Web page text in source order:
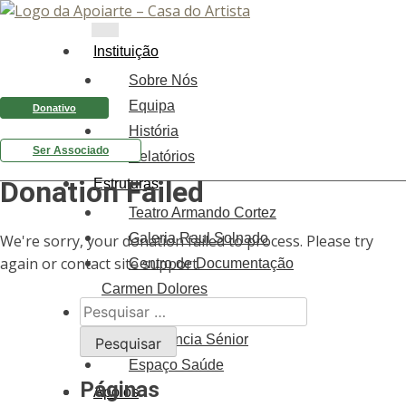
Instituição
Sobre Nós
Equipa
História
Relatórios
Estruturas
Teatro Armando Cortez
Galeria Raul Solnado
Centro de Documentação
Carmen Dolores
Centro de Formação
Residência Sénior
Espaço Saúde
Apoios
Donativo
Ser Associado
Donation Failed
We're sorry, your donation failed to process. Please try
again or contact site support.
Pesquisar
por:
Páginas